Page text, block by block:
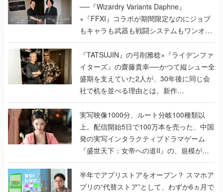
──『Wizardry Variants Daphne』
×『FFXI』コラボが期間限定なのにジョブ
もキャラも武器も戦闘システムもワンオフ
で作り込まれた理由を両ディレクターに聞
く
『TATSUJIN』の弓削雅稔×『ライデンファ
イターズ』の齋藤貴幸──かつて縦シュー全
盛期を支えていた2人が、30年後に同じ会
社で机を並べる理由とは。新作
『TATSUJIN EXTREME』で初タッグを組
んだレジェンド2人に訊く開発秘話
実写映像1000分、ルート分岐100種類以
上。配信開始5日で100万本を売った、中国
発の実写インタラクティブドラマゲーム
『盛世天下：女帝への道II』の、規模が違
うこだわりをプロデューサーに聞いた
半年でアプリストアをオープン？ スマホア
プリの“代替ストア”として、わずか6ヵ月で